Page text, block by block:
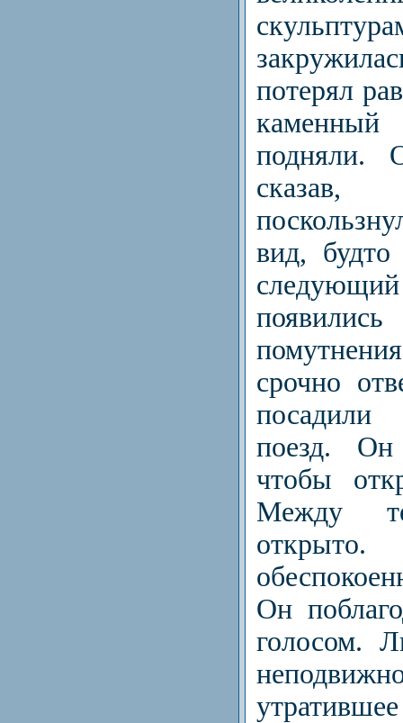
потерял
каменный
подняли.
вид,
следующий
срочно
посадили
поезд. Он
чтобы
Между
Он
голосом.